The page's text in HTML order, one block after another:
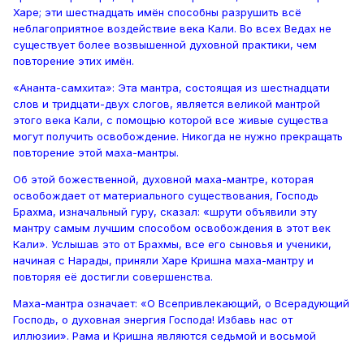
Харе; эти шестнадцать имён способны разрушить всё
неблагоприятное воздействие века Кали. Во всех Ведах не
существует более возвышенной духовной практики, чем
повторение этих имён.
«Ананта-самхита»: Эта мантра, состоящая из шестнадцати
слов и тридцати-двух слогов, является великой мантрой
этого века Кали, с помощью которой все живые существа
могут получить освобождение. Никогда не нужно прекращать
повторение этой маха-мантры.
Об этой божественной, духовной маха-мантре, которая
освобождает от материального существования, Господь
Брахма, изначальный гуру, сказал: «шрути объявили эту
мантру самым лучшим способом освобождения в этот век
Кали». Услышав это от Брахмы, все его сыновья и ученики,
начиная с Нарады, приняли Харе Кришна маха-мантру и
повторяя её достигли совершенства.
Маха-мантра означает: «О Всепривлекающий, о Всерадующий
Господь, о духовная энергия Господа! Избавь нас от
иллюзии». Рама и Кришна являются седьмой и восьмой